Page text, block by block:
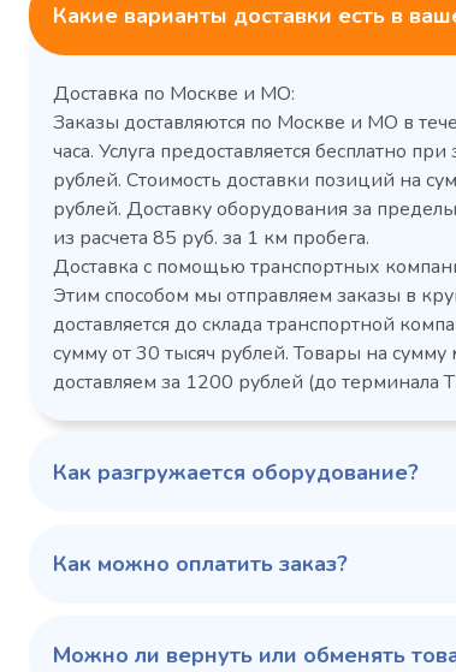
Холодильный шкаф Polair
CM105-G из нержавеющей
стали
Расход
электроэнергии за
сутки, кВт/ч, не
3,5
размеры (Д х Ш х В),
режим, °C
100 343 ₽ ✓ В наличии
Какие варианты доставки есть в
Доставка по Москве и МО:
Заказы доставляются по Москве и МО в
часа. Услуга предоставляется бесплатно
рублей. Стоимость доставки позиций на
рублей. Доставку оборудования за
из расчета 85 руб. за 1 км пробега.
Доставка с помощью транспортных
Этим способом мы отправляем заказы в
доставляется до склада транспортной
сумму от 30 тысяч рублей. Товары на
доставляем за 1200 рублей (до терминала
Как разгружается оборудование?
Как можно оплатить заказ?
Можно ли вернуть или обменять